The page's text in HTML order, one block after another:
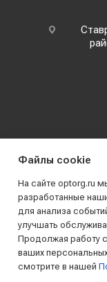
2019 - 2026 ©
Файлы cookie
На сайте optorg.ru
разработанные
для анализа
улучшать
Продолжая работу
ваших
смотрите в нашей